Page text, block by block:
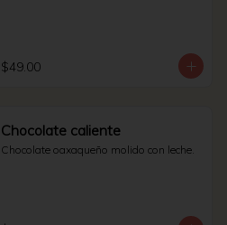
$49.00
Chocolate caliente
Chocolate oaxaqueño molido con leche.